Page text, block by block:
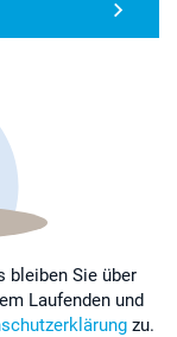
bleiben Sie über
Laufenden und
zu.